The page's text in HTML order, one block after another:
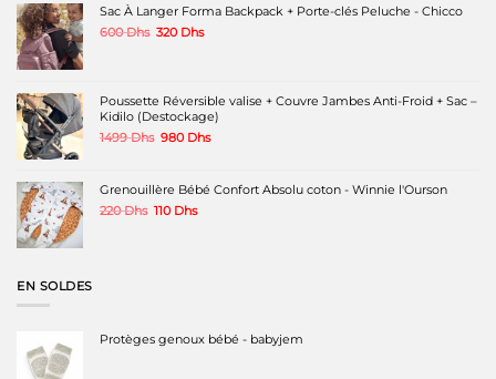
Sac À Langer Forma Backpack + Porte-clés Peluche - Chicco
600Dhs Le
600 Dhs.
320 DhsLe
320 Dhs.
Poussette Réversible valise + Couvre Jambes Anti-Froid + Sac –
Kidilo (Destockage)
1499Dhs Le
était :
1499 Dhs.
980 DhsLe
est :
980 Dhs.
Grenouillère Bébé Confort Absolu coton - Winnie l'Ourson
220Dhs Le
110 DhsLe
EN SOLDES
Protèges genoux bébé - babyjem